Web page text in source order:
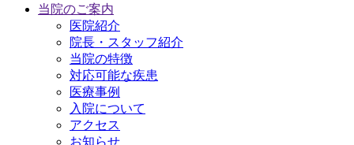
当院のご案内
医院紹介
院長・スタッフ紹介
当院の特徴
対応可能な疾患
医療事例
入院について
アクセス
お知らせ